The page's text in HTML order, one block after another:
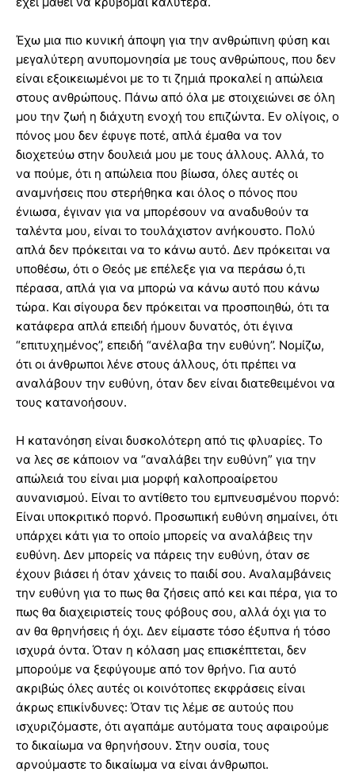
Έχω μια πιο κυνική άποψη για την ανθρώπινη φύση και
μεγαλύτερη ανυπομονησία με τους ανθρώπους, που δεν
είναι εξοικειωμένοι με το τι ζημιά προκαλεί η απώλεια
στους ανθρώπους. Πάνω από όλα με στοιχειώνει σε όλη
μου την ζωή η διάχυτη ενοχή του επιζώντα. Εν ολίγοις, ο
πόνος μου δεν έφυγε ποτέ, απλά έμαθα να τον
διοχετεύω στην δουλειά μου με τους άλλους. Αλλά, το
να πούμε, ότι η απώλεια που βίωσα, όλες αυτές οι
αναμνήσεις που στερήθηκα και όλος ο πόνος που
ένιωσα, έγιναν για να μπορέσουν να αναδυθούν τα
ταλέντα μου, είναι το τουλάχιστον ανήκουστο. Πολύ
απλά δεν πρόκειται να το κάνω αυτό. Δεν πρόκειται να
υποθέσω, ότι ο Θεός με επέλεξε για να περάσω ό,τι
πέρασα, απλά για να μπορώ να κάνω αυτό που κάνω
τώρα. Και σίγουρα δεν πρόκειται να προσποιηθώ, ότι τα
κατάφερα απλά επειδή ήμουν δυνατός, ότι έγινα
“επιτυχημένος”, επειδή “ανέλαβα την ευθύνη”. Νομίζω,
ότι οι άνθρωποι λένε στους άλλους, ότι πρέπει να
αναλάβουν την ευθύνη, όταν δεν είναι διατεθειμένοι να
τους κατανοήσουν.
Η κατανόηση είναι δυσκολότερη από τις φλυαρίες. Το
να λες σε κάποιον να “αναλάβει την ευθύνη” για την
απώλειά του είναι μια μορφή καλοπροαίρετου
αυνανισμού. Είναι το αντίθετο του εμπνευσμένου πορνό:
Είναι υποκριτικό πορνό. Προσωπική ευθύνη σημαίνει, ότι
υπάρχει κάτι για το οποίο μπορείς να αναλάβεις την
ευθύνη. Δεν μπορείς να πάρεις την ευθύνη, όταν σε
έχουν βιάσει ή όταν χάνεις το παιδί σου. Αναλαμβάνεις
την ευθύνη για το πως θα ζήσεις από κει και πέρα, για το
πως θα διαχειριστείς τους φόβους σου, αλλά όχι για το
αν θα θρηνήσεις ή όχι. Δεν είμαστε τόσο έξυπνα ή τόσο
ισχυρά όντα. Όταν η κόλαση μας επισκέπτεται, δεν
μπορούμε να ξεφύγουμε από τον θρήνο. Για αυτό
ακριβώς όλες αυτές οι κοινότοπες εκφράσεις είναι
άκρως επικίνδυνες: Όταν τις λέμε σε αυτούς που
ισχυριζόμαστε, ότι αγαπάμε αυτόματα τους αφαιρούμε
το δικαίωμα να θρηνήσουν. Στην ουσία, τους
αρνούμαστε το δικαίωμα να είναι άνθρωποι.